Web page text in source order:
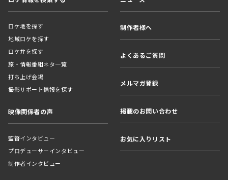
ロケ地を探す
地域ロケを探す
ロケ弁を探す
旅・情報番組ネタ一覧
打ち上げ会場
撮影サポート情報を探す
映像関係者の声
監督インタビュー
プロデューサーインタビュー
制作者インタビュー
制作者様へ
よくあるご質問
メルマガ登録
掲載のお問い合わせ
お気に入りリスト